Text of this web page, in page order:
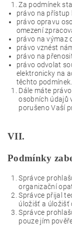
Za podmínek
právo na přístup
právo opravu
omezení
právo na výmaz
právo vznést
právo na
právo odvolat
elektronicky na
těchto podmínek.
Dále máte
osobních údajů
porušeno Vaší
VII.
Podmínky
Správce
organizační
Správce přijal
úložišť a úložišť
Správce
pouze jím